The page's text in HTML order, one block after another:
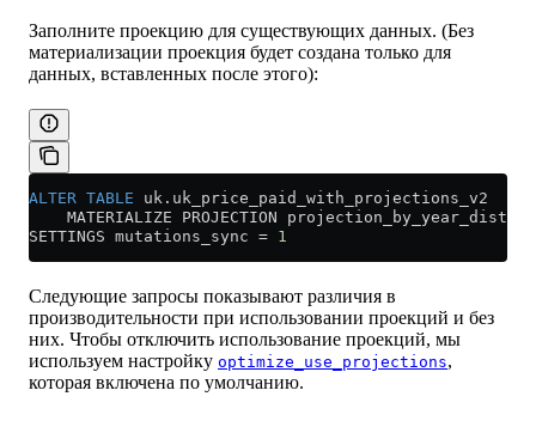
Заполните проекцию для существующих данных. (Без
материализации проекция будет создана только для
данных, вставленных после этого):
ALTER TABLE uk . uk_price_paid_with_projections_v2
MATERIALIZE PROJECTION
SETTINGS mutations_sync = 1
Следующие запросы показывают различия в
производительности при использовании проекций и без
них. Чтобы отключить использование проекций, мы
используем настройку optimize_use_projections,
которая включена по умолчанию.